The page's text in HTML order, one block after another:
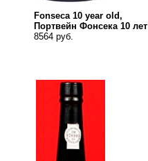
Fonseca 10 year old,
Портвейн Фонсека 10 лет
8564 руб.